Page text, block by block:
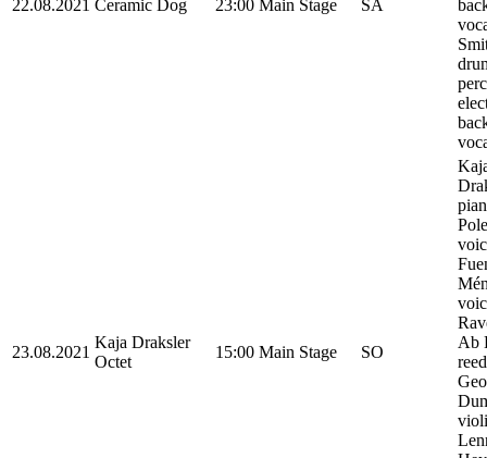
22.08.2021 Ceramic Dog 23:00 Main Stage SA
23.08.2021
Kaja Draksler
Octet
15:00 Main Stage SO
Ab